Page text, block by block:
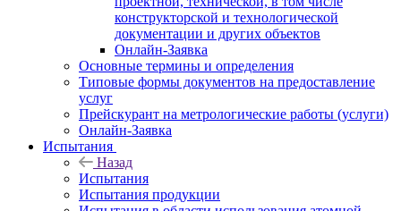
конструкторской и технологической
документации и других объектов
Онлайн-Заявка
Основные термины и определения
Типовые формы документов на предоставление
услуг
Прейскурант на метрологические работы (услуги)
Онлайн-Заявка
Испытания
Назад
Испытания
Испытания продукции